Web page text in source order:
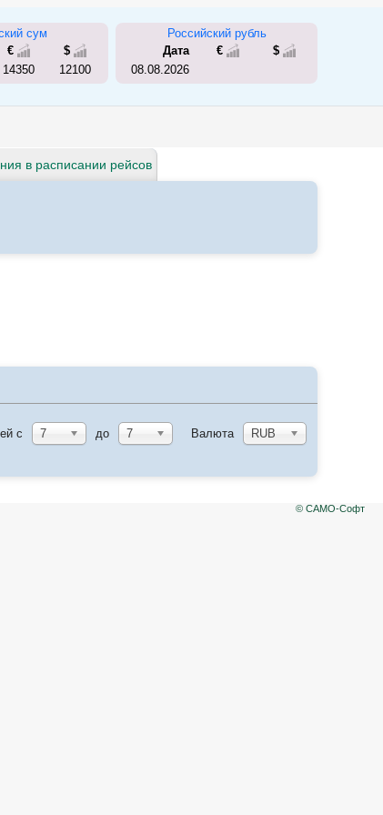
сум
€
$
14350 12100
Российский рубль
Дата
€
$
08.08.2026
в расписании рейсов
с 7 до 7 Валюта RUB
© САМО-Софт